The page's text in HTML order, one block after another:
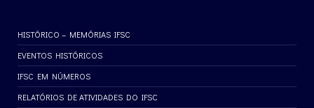
HISTÓRICO – MEMÓRIAS IFSC
EVENTOS HISTÓRICOS
IFSC EM NÚMEROS
RELATÓRIOS DE ATIVIDADES DO IFSC